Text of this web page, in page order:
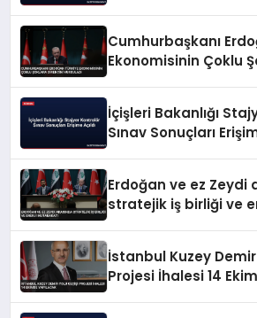
Cumhurbaşkanı
Ekonomisinin Çoklu
İçişleri Bakanlığı
Sınav Sonuçları
Erdoğan ve ez Zeydi
stratejik iş birliği ve
İstanbul Kuzey
Projesi İhalesi 14